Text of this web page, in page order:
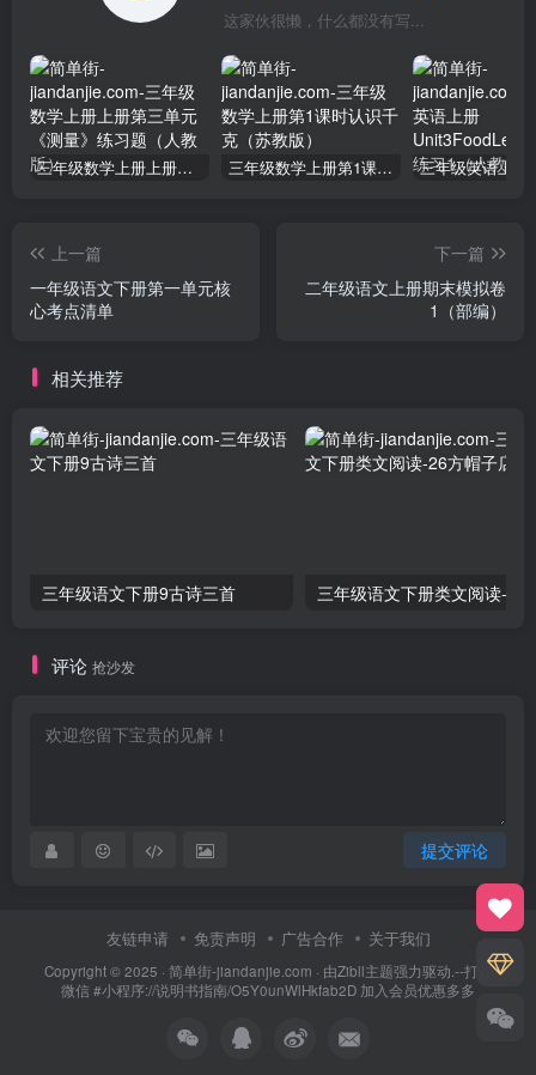
这家伙很懒，什么都没有写...
三年级数学上册上册第三单元《测量》练习题（人教版） 三年级数学上册第1课时认识千克（苏教版）
上一篇
一年级语文下册第一单元核
心考点清单
下一篇
二年级语文上册期末模拟卷
1（部编）
相关推荐
三年级语文下册9古诗三首
评论 抢沙发
提交评论
友链申请 免责声明 广告合作 关于我们
Copyright © 2025 · 简单街-jiandanjie.com · 由Zibll主题强力驱动.--打开
微信 #小程序://说明书指南/O5Y0unWlHkfab2D 加入会员优惠多多